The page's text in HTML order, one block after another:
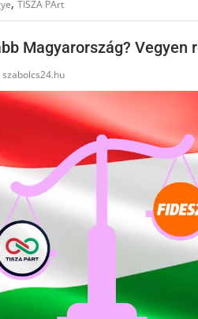
TISZA PÁrt
Magyarország? Vegyen
szabolcs24.hu